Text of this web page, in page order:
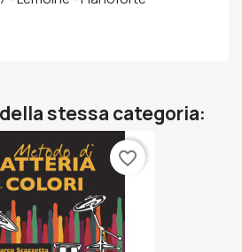
stessa categoria:
favorite_border